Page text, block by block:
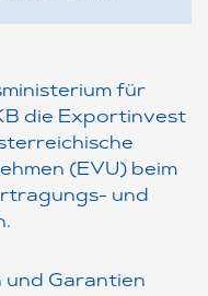
für
die Exportinvest
(EVU) beim
und
und Garantien